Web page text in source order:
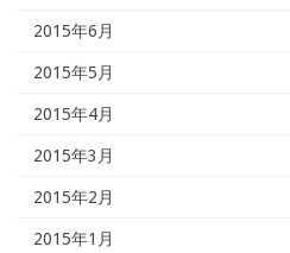
2015年6月
2015年5月
2015年4月
2015年3月
2015年2月
2015年1月